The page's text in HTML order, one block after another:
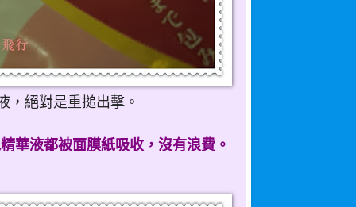
，絕對是重搥出擊。
華液都被面膜紙吸收，沒有浪費。